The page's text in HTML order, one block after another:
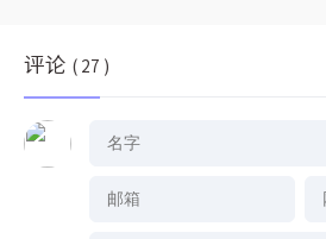
评论 ( 27 )